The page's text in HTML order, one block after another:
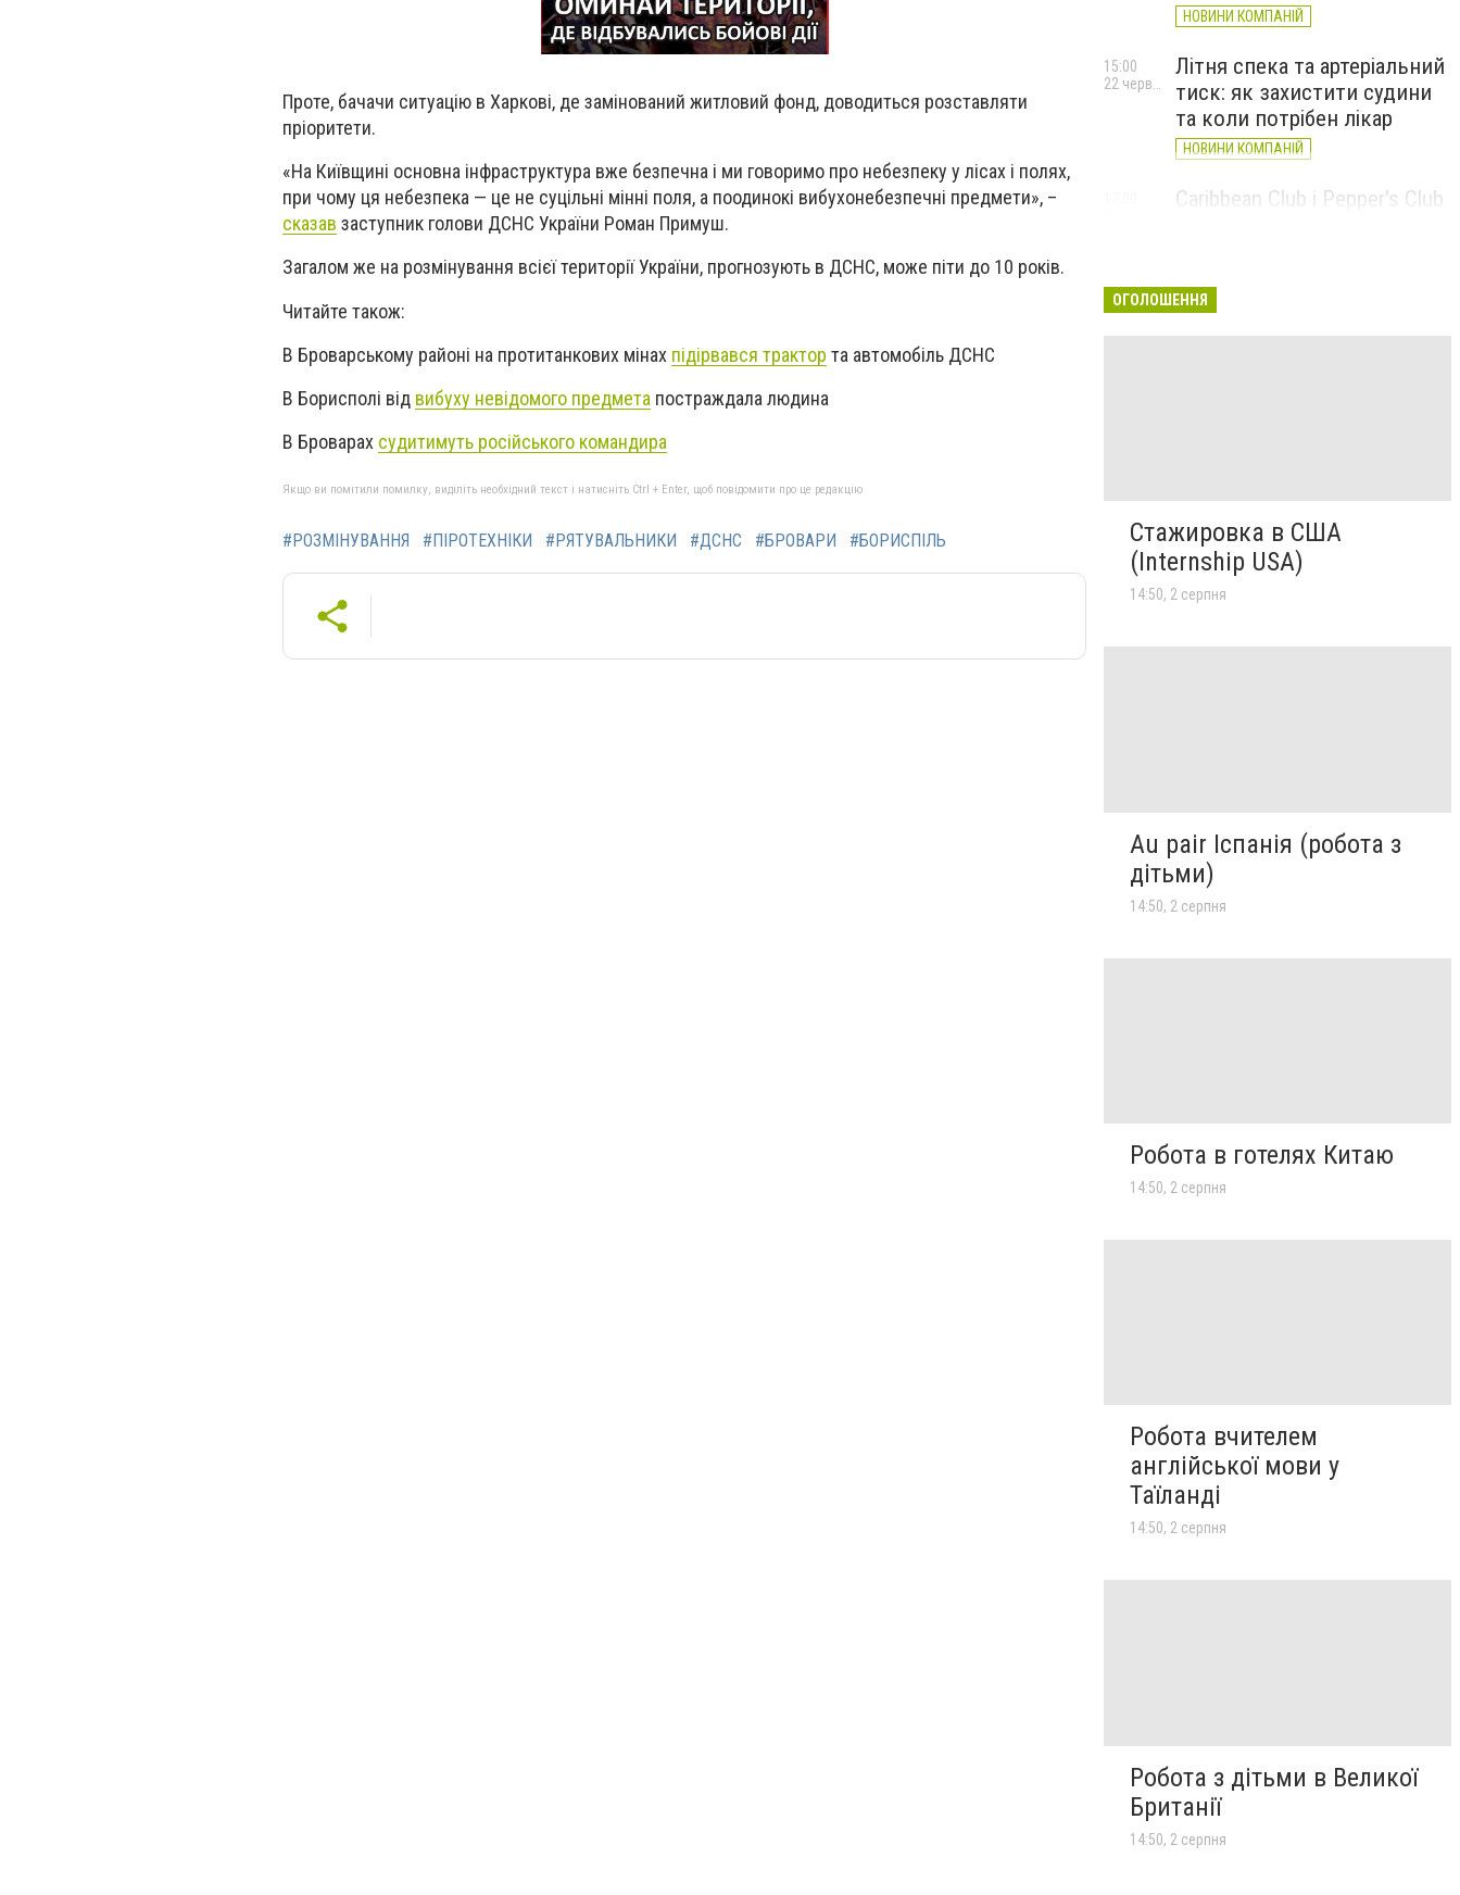
Проте, бачачи ситуацію в Харкові, де замінований житловий фонд, доводиться розставляти
пріоритети.
«На Київщині основна інфраструктура вже безпечна і ми говоримо про небезпеку у лісах і полях,
при чому ця небезпека — це не суцільні мінні поля, а поодинокі вибухонебезпечні предмети», –
сказав заступник голови ДСНС України Роман Примуш.
Загалом же на розмінування всієї території України, прогнозують в ДСНС, може піти до 10 років.
Читайте також:
В Броварському районі на протитанкових мінах підірвався трактор та автомобіль ДСНС
В Борисполі від вибуху невідомого предмета постраждала людина
В Броварах судитимуть російського командира
Якщо ви помітили помилку, виділіть необхідний текст і натисніть Ctrl + Enter, щоб повідомити про це редакцію
#РОЗМІНУВАННЯ #ПІРОТЕХНІКИ #РЯТУВАЛЬНИКИ #ДСНС #БРОВАРИ #БОРИСПІЛЬ
НОВИНИ КОМПАНІЙ
Літня спека та артеріальний
тиск: як захистити судини
та коли потрібен лікар
НОВИНИ КОМПАНІЙ
15:00
Caribbean Club і Pepper's Club
НОВИНИ КОМПАНІЙ
ОГОЛОШЕННЯ
Стажировка в США
(Internship USA)
14:50, 2 серпня
Au pair Іспанія (робота з
дітьми)
14:50, 2 серпня
Робота в готелях Китаю
14:50, 2 серпня
Робота вчителем
англійської мови у
Таїланді
14:50, 2 серпня
Робота з дітьми в Великої
Британії
14:50, 2 серпня